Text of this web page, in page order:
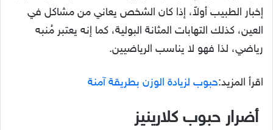
إخبار الطبيب أولاً، إذا كان الشخص يعاني من مشاكل في
العين، كذلك التهابات المثانة البولية، كما إنه يعتبر مُنبه
رياضي، لذا فهو لا يناسب الرياضيين.
اقرأ المزيد:حبوب لزيادة الوزن بطريقة آمنة
أضرار حبوب كلارينيز